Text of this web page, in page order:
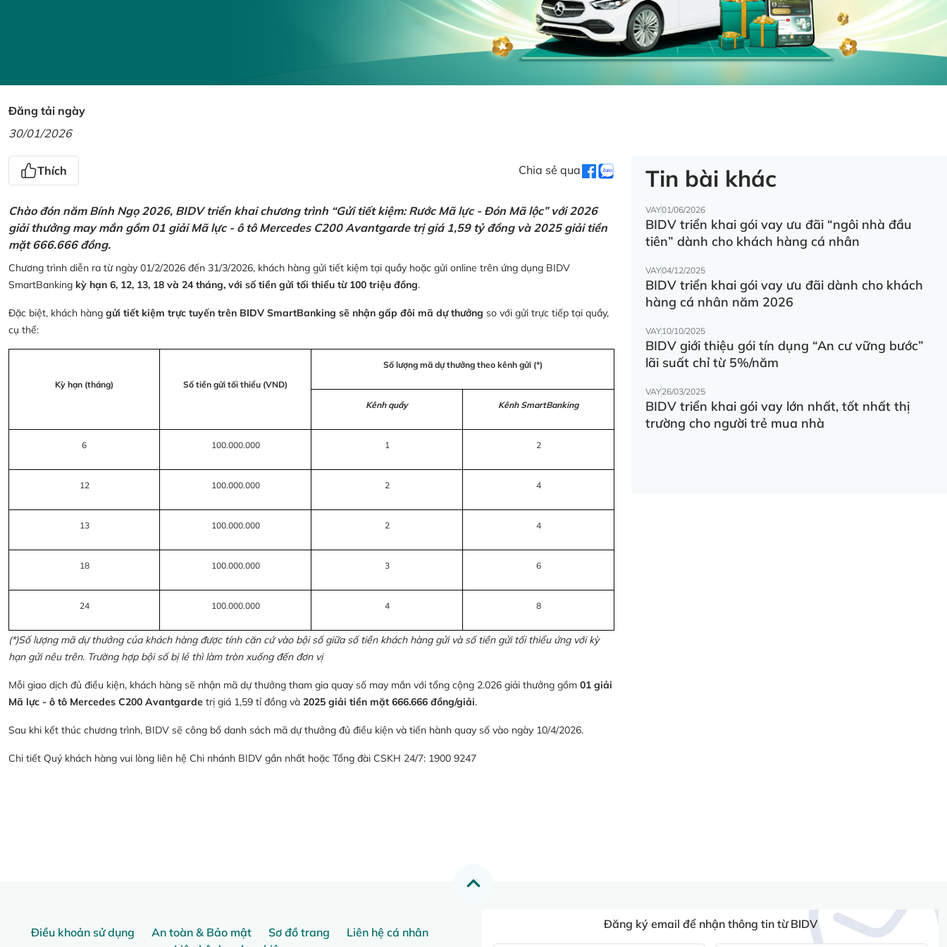
Đăng tải ngày
30/01/2026
Thích Chia sẻ qua
Chào đón năm Bính Ngọ 2026, BIDV triển khai chương trình “Gửi tiết kiệm: Rước Mã lực - Đón Mã lộc” với 2026
giải thưởng may mắn gồm 01 giải Mã lực - ô tô Mercedes C200 Avantgarde trị giá 1,59 tỷ đồng và 2025 giải tiền
mặt 666.666 đồng.
Chương trình diễn ra từ ngày 01/2/2026 đến 31/3/2026, khách hàng gửi tiết kiệm tại quầy hoặc gửi online trên ứng dụng BIDV
SmartBanking kỳ hạn 6, 12, 13, 18 và 24 tháng, với số tiền gửi tối thiểu từ 100 triệu đồng.
Đặc biệt, khách hàng gửi tiết kiệm trực tuyến trên BIDV SmartBanking sẽ nhận gấp đôi mã dự thưởng so với gửi trực tiếp tại quầy,
cụ thể:
Kỳ hạn (tháng) Số tiền gửi tối thiểu (VND)
Số lượng mã dự thưởng theo kênh gửi (*)
Kênh quầy Kênh SmartBanking
6 100.000.000 1 2
12 100.000.000 2 4
13 100.000.000 2 4
18 100.000.000 3 6
24 100.000.000 4 8
(*)Số lượng mã dự thưởng của khách hàng được tính căn cứ vào bội số giữa số tiền khách hàng gửi và số tiền gửi tối thiểu ứng với kỳ
hạn gửi nêu trên. Trường hợp bội số bị lẻ thì làm tròn xuống đến đơn vị
Mỗi giao dịch đủ điều kiện, khách hàng sẽ nhận mã dự thưởng tham gia quay số may mắn với tổng cộng 2.026 giải thưởng gồm 01 giải
Mã lực - ô tô Mercedes C200 Avantgarde trị giá 1,59 tỉ đồng và 2025 giải tiền mặt 666.666 đồng/giải.
Sau khi kết thúc chương trình, BIDV sẽ công bố danh sách mã dự thưởng đủ điều kiện và tiến hành quay số vào ngày 10/4/2026.
Chi tiết Quý khách hàng vui lòng liên hệ Chi nhánh BIDV gần nhất hoặc Tổng đài CSKH 24/7: 1900 9247
Tin bài khác
VAY01/06/2026
BIDV triển khai gói vay ưu đãi “ngôi nhà đầu
tiên” dành cho khách hàng cá nhân
VAY04/12/2025
BIDV triển khai gói vay ưu đãi dành cho khách
hàng cá nhân năm 2026
VAY10/10/2025
BIDV giới thiệu gói tín dụng “An cư vững bước”
lãi suất chỉ từ 5%/năm
VAY26/03/2025
BIDV triển khai gói vay lớn nhất, tốt nhất thị
trường cho người trẻ mua nhà
Điều khoản sử dụng An toàn & Bảo mật Sơ đồ trang
Liên hệ cá nhân
Đăng ký email để nhận thông tin từ BIDV